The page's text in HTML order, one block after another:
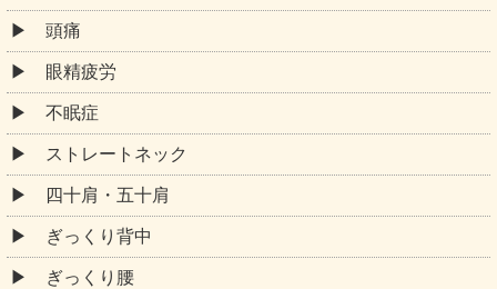
頭痛
眼精疲労
不眠症
ストレートネック
四十肩・五十肩
ぎっくり背中
ぎっくり腰